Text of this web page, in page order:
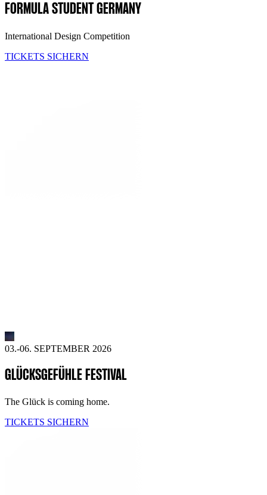
FORMULA STUDENT GERMANY
International Design Competition
TICKETS SICHERN
03.-06. SEPTEMBER 2026
GLÜCKSGEFÜHLE FESTIVAL
The Glück is coming home.
TICKETS SICHERN